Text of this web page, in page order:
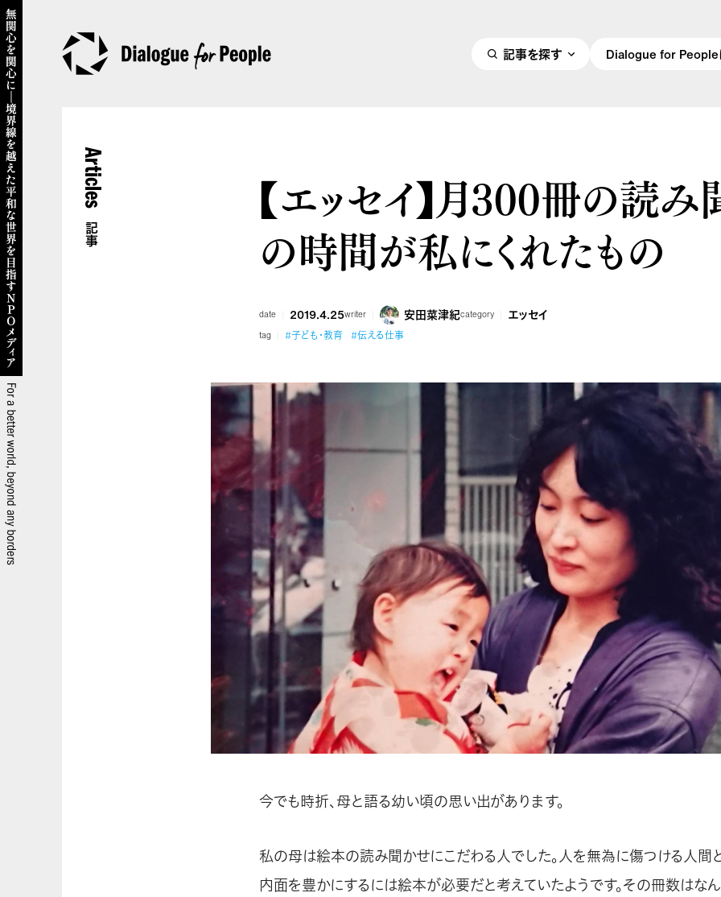
記事を探す Dialogue for People
Articles
記事
【エッセイ】月300冊の読
の時間が私にくれたもの
date 2019.4.25writer 安田菜津紀category エッセイ
tag #子ども・教育 #伝える仕事
今でも時折、母と語る幼い頃の思い出があります。
私の母は絵本の読み聞かせにこだわる人でした。人を無為に傷つける人間
内面を豊かにするには絵本が必要だと考えていたようです。その冊数はな